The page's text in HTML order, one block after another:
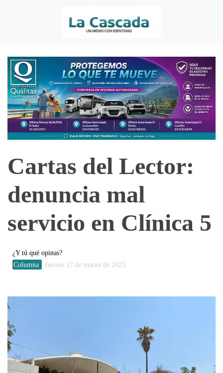
Cartas del Lector:
denuncia mal
servicio en Clínica 5
¿Y tú qué opinas?
Columna
viernes 17 de marzo de 2023